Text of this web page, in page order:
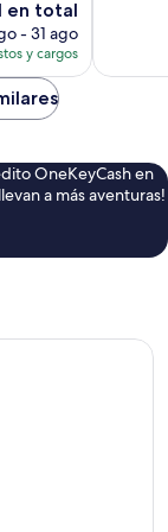
en total
- 31 ago
y cargos
OneKeyCash en
a más aventuras!